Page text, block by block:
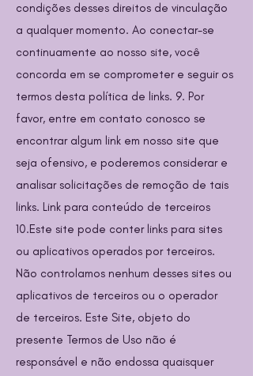
condições desses direitos de vinculação
a qualquer momento. Ao conectar-se
continuamente ao nosso site, você
concorda em se comprometer e seguir os
termos desta política de links. 9. Por
favor, entre em contato conosco se
encontrar algum link em nosso site que
seja ofensivo, e poderemos considerar e
analisar solicitações de remoção de tais
links. Link para conteúdo de terceiros
10.Este site pode conter links para sites
ou aplicativos operados por terceiros.
Não controlamos nenhum desses sites ou
aplicativos de terceiros ou o operador
de terceiros. Este Site, objeto do
presente Termos de Uso não é
responsável e não endossa quaisquer